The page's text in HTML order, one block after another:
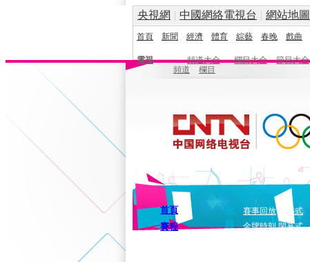
央視網 | 中國網絡電視台 | 網站地圖
首頁 新聞 經濟 體育 綜藝 春晚 戲曲
電視 頻道大全 欄目大全 節目大全
頻道
欄目
首頁
賽程
頻
賽事回放
開幕式
金牌時刻 閉幕式